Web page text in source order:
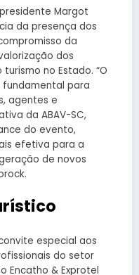
Margot
da presença dos
da
dos
no Estado. “O
fundamental para
agentes e
da ABAV-SC,
do evento,
efetiva para a
de novos
especial aos
do setor
Encatho & Exprotel